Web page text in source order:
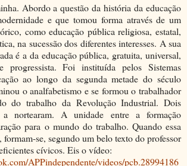
Abordo a questão da história da educação
e que tomou forma através de um
como educação pública religiosa, estatal,
na sucessão dos diferentes interesses. A sua
é a da educação pública, gratuita, universal,
progressista. Foi instituída pelos Sistemas
ao longo da segunda metade do século
o analfabetismo e se formou o trabalhador
do trabalho da Revolução Industrial. Dois
a nortearam. A unidade entre a formação
para o mundo do trabalho. Quando essa
formam-se, segundo um belo texto do professor
cívicos. Eis o vídeo:
APPindependente/videos/pcb.28994186